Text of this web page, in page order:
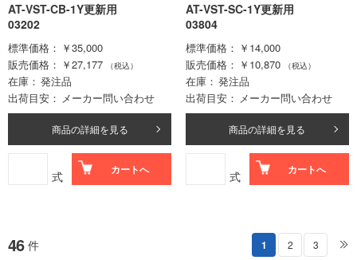
AT-VST-CB-1Y更新用
03202
標準価格
￥35,000
販売価格
￥27,177 （税込）
在庫
発注品
出荷目安
メーカー問い合わせ
商品の詳細を見る
式 カートへ
AT-VST-SC-1Y更新用
03804
標準価格
￥14,000
販売価格
￥10,870 （税込）
在庫
発注品
出荷目安
メーカー問い合わせ
商品の詳細を見る
式 カートへ
46 件 1 2 3